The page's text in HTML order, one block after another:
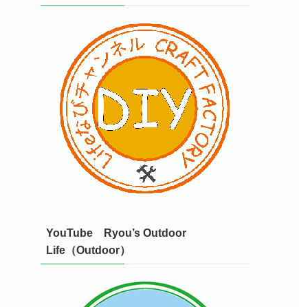
YouTube Ryou’s Outdoor
Life（Outdoor）